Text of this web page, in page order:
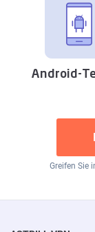
Android-
Greifen Sie